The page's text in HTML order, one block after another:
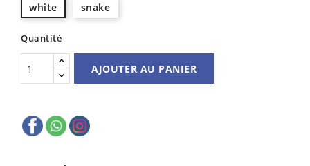
white snake
Quantité
AJOUTER AU PANIER